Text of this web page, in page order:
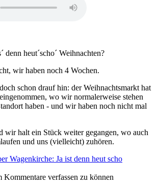
denn heut´scho´ Weihnachten?
wir haben noch 4 Wochen.
schon drauf hin: der Weihnachtsmarkt hat
wo wir normalerweise stehen
haben - und wir haben noch nicht mal
wir halt ein Stück weiter gegangen, wo auch
und uns (vielleicht) zuhören.
Wagenkirche: Ja ist denn heut scho
Kommentare verfassen zu können